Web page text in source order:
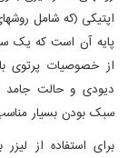
پایه آن است که یک
از خصوصیات پرتوی
دیودی و حالت جامد
سبک بودن بسیار
برای استفاده از